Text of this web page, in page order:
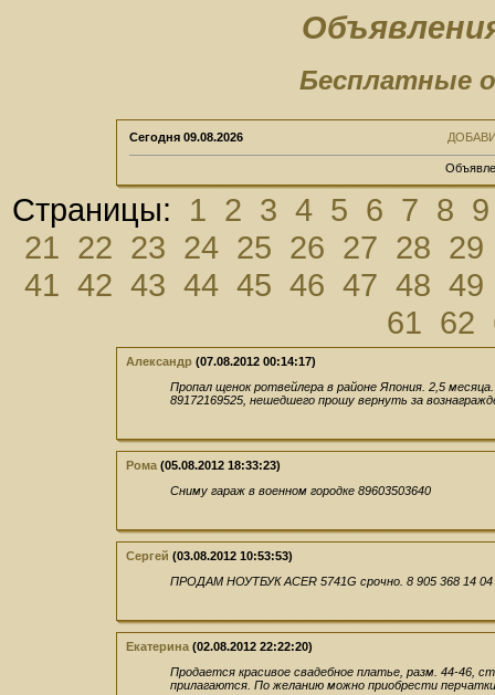
Бесплатные
Сегодня 09.08.2026
Страницы: 1 2 3 4 5 6 7 8 9
21 22 23 24 25 26 27 28 29
41 42 43 44 45 46 47 48 49
61 62
Александр (07.08.2012 00:14:17)
Пропал щенок ротвейлера в районе Япония. 2,5
89172169525, нешедшего прошу вернуть за
Рома (05.08.2012 18:33:23)
Сниму гараж в военном городке 89603503640
Сергей (03.08.2012 10:53:53)
ПРОДАМ НОУТБУК ACER 5741G срочно. 8 905 368 14 04
Екатерина (02.08.2012 22:22:20)
Продается красивое свадебное платье, разм. 44-46,
прилагаются. По желанию можно приобрести